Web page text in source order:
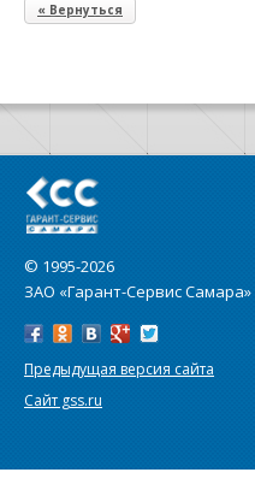
« Вернуться
© 1995-2026
ЗАО «Гарант-Сервис Самара»
Предыдущая версия сайта
Сайт gss.ru